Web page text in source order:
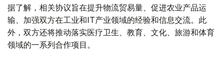
据了解，相关协议旨在提升物流贸易量、促进农业产品运
输、加强双方在工业和IT产业领域的经验和信息交流。此
外，双方还将推动落实医疗卫生、教育、文化、旅游和体育
领域的一系列合作项目。